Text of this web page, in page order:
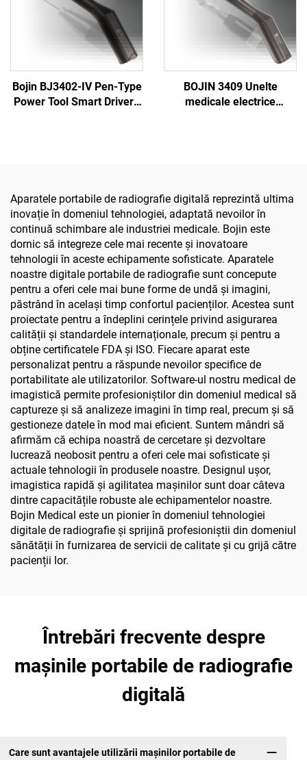
Bojin BJ3402-IV Pen-Type
Power Tool Smart Driver -
BOJIN 3409 Unelte
medicale electrice
Aparatele portabile de radiografie digitală reprezintă ultima
inovație în domeniul tehnologiei, adaptată nevoilor în
continuă schimbare ale industriei medicale. Bojin este
dornic să integreze cele mai recente și inovatoare
tehnologii în aceste echipamente sofisticate. Aparatele
noastre digitale portabile de radiografie sunt concepute
pentru a oferi cele mai bune forme de undă și imagini,
păstrând în același timp confortul pacienților. Acestea sunt
proiectate pentru a îndeplini cerințele privind asigurarea
calității și standardele internaționale, precum și pentru a
obține certificatele FDA și ISO. Fiecare aparat este
personalizat pentru a răspunde nevoilor specifice de
portabilitate ale utilizatorilor. Software-ul nostru medical de
imagistică permite profesioniștilor din domeniul medical să
captureze și să analizeze imagini în timp real, precum și să
gestioneze datele în mod mai eficient. Suntem mândri să
afirmăm că echipa noastră de cercetare și dezvoltare
lucrează neobosit pentru a oferi cele mai sofisticate și
actuale tehnologii în produsele noastre. Designul ușor,
imagistica rapidă și agilitatea mașinilor sunt doar câteva
dintre capacitățile robuste ale echipamentelor noastre.
Bojin Medical este un pionier în domeniul tehnologiei
digitale de radiografie și sprijină profesioniștii din domeniul
sănătății în furnizarea de servicii de calitate și cu grijă către
pacienții lor.
Întrebări frecvente despre
mașinile portabile de radiografie
digitală
Care sunt avantajele utilizării mașinilor portabile de